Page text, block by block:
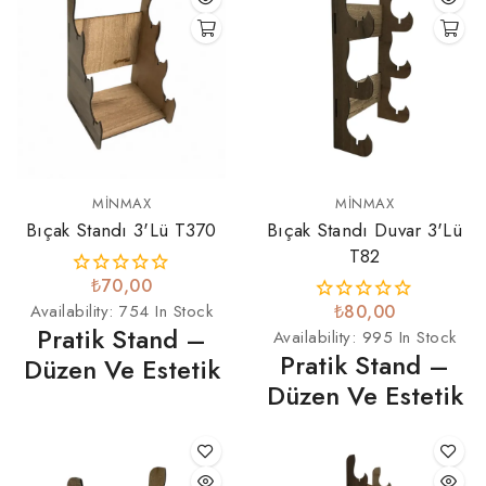
MINMAX
Bıçak Standı 3'lü T370
₺70,00
Availability: 754 In Stock
Pratik Stand –
Düzen Ve Estetik
MINMAX
Bıçak Standı Duvar 3'lü
T82
₺80,00
Availability: 995 In Stock
Pratik Stand –
Düzen Ve Estetik